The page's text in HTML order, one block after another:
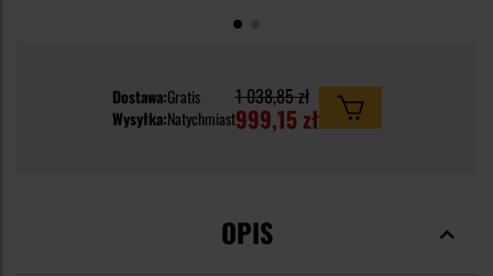
Dostawa:Gratis
Wysyłka:Natychmiast
1 038,85 zł
999,15 zł
OPIS